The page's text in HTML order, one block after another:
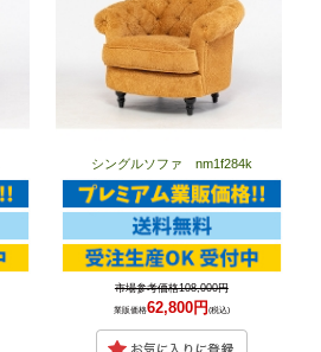
シングルソファ nm1f284k
市場参考価格108,000円
業販価格62,800円 (税込)